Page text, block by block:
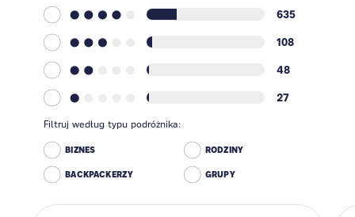
635
108
48
27
Filtruj według typu podróżnika:
BIZNES RODZINY
BACKPACKERZY GRUPY